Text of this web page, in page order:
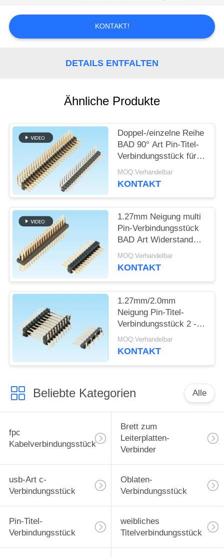
FORDERN
SIE
SITEMAP
PRIVACY
POLICY
KONTAKT!
DETAILS ENTFALTEN
Ähnliche Produkte
Doppel-/einzelne Reihe
BAD 90° Art Pin-Titel-
Verbindungsstück für
den Verbraucher
elektronisch
MOQ:Verhandelbar
KONTAKT
1.27mm Neigung multi
Pin-Verbindungsstück
BAD Art Widerstands-
Spannung 600V
AC/Min
MOQ:Verhandelbar
KONTAKT
1.27mm/2.0mm
Neigung Pin-Titel-
Verbindungsstück 2 -
Pin 50 gegenwärtige
Bewertung von 3,0
MOQ:Verhandelbar
KONTAKT
Beliebte Kategorien Alle
fpc
Kabelverbindungsstück
Brett zum
Leiterplatten-
Verbinder
usb-Art c-
Verbindungsstück
Oblaten-
Verbindungsstück
Pin-Titel-
Verbindungsstück
weibliches
Titelverbindungsstück